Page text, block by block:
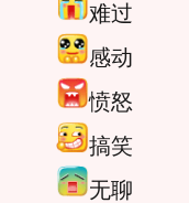
难过
感动
愤怒
搞笑
无聊